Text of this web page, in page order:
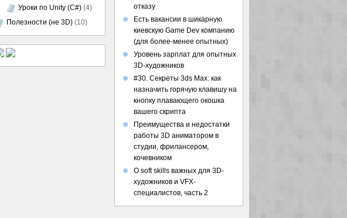
отказу
Есть вакансии в шикарную
киевскую Game Dev компанию
(для более-менее опытных)
Уровень зарплат для опытных
3D-художников
#30. Секреты 3ds Max: как
назначить горячую клавишу на
кнопку плавающего окошка
вашего скрипта
Преимущества и недостатки
работы 3D аниматором в
студии, фрилансером,
кочевником
О soft skills важных для 3D-
художников и VFX-
специалистов, часть 2
Уроки по Unity (C#) (4)
Полезности (не 3D) (10)